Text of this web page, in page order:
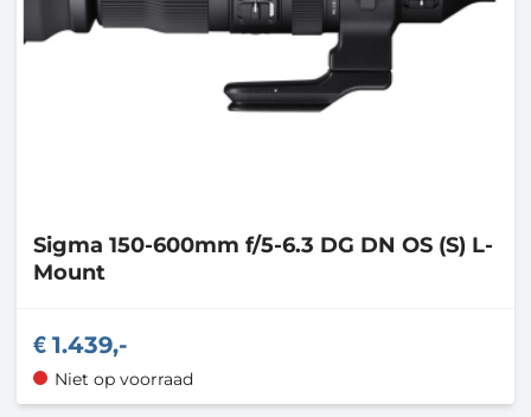
Sigma 150-600mm f/5-6.3 DG DN OS (S) L-
Mount
1.439,-
Niet op voorraad